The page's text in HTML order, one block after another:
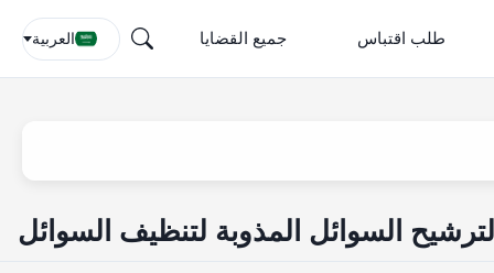
طلب اقتباس جميع القضايا العربية
السوائل المذوبة لتنظيف السوائل